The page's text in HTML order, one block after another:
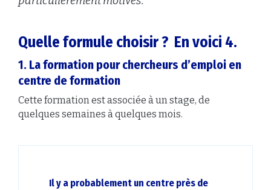
Quelle formule choisir ? En voici 4.
1. La formation pour chercheurs d’emploi en
centre de formation
Cette formation est associée à un stage, de
quelques semaines à quelques mois.
Il y a probablement un centre près de